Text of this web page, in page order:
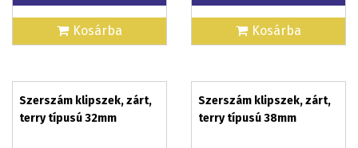
Kosárba Kosárba
Szerszám klipszek, zárt,
terry típusú 32mm
Szerszám klipszek, zárt,
terry típusú 38mm